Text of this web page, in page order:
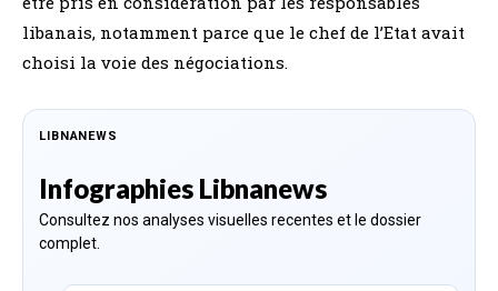
libanais, notamment parce que le chef de l’Etat avait
choisi la voie des négociations.
LIBNANEWS
Infographies Libnanews
Consultez nos analyses visuelles recentes et le dossier
complet.